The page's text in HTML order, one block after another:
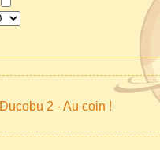
2 - Au coin !